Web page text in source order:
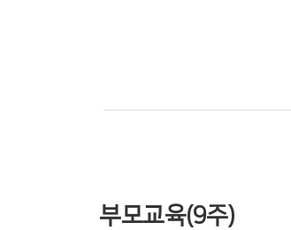
부모교육(9주)